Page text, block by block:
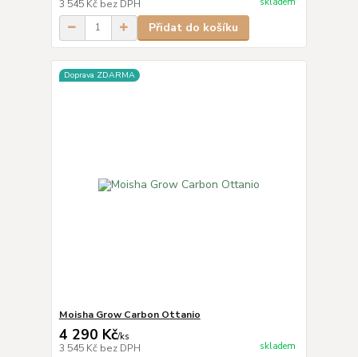
3 545 Kč bez DPH
Přidat do košíku
Doprava ZDARMA
Moisha Grow Carbon Ottanio
4 290 Kč/ks
3 545 Kč bez DPH skladem